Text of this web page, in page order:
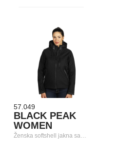
57.049
BLACK PEAK
WOMEN
Ženska softshell jakna sa…